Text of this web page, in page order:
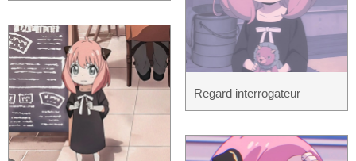
Regard interrogateur